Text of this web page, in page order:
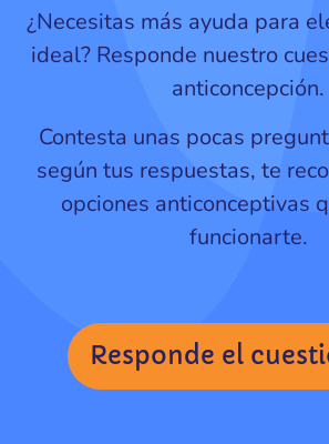
¿Necesitas más ayuda para
ideal? Responde nuestro
anticoncepción.
Contesta unas pocas
según tus respuestas, te
opciones anticonceptivas
funcionarte.
Responde el